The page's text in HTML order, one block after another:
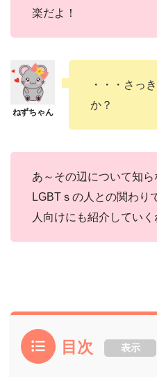
楽だよ！
・・・さっ
か？
あ～その辺について知ら
LGBTｓの人との関わり
人向けにも紹介していく
目次 表示